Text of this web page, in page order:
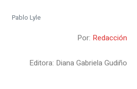
Pablo Lyle
Por: Redacción
Editora: Diana Gabriela Gudiño